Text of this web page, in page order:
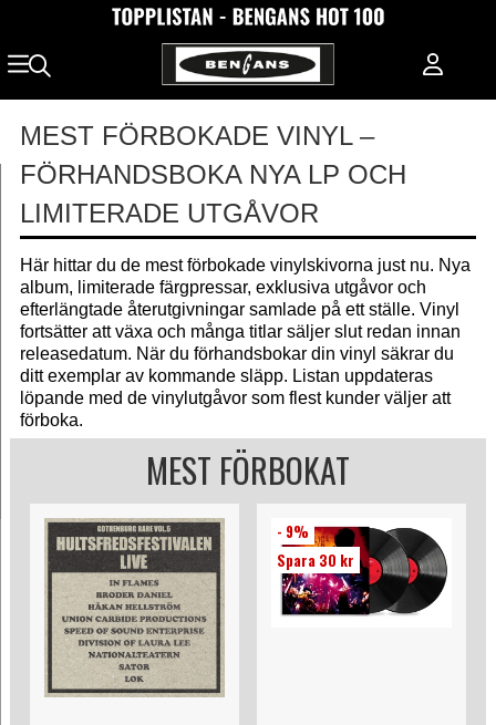
MEST FÖRBOKADE VINYL –
FÖRHANDSBOKA NYA LP OCH
LIMITERADE UTGÅVOR
Här hittar du de mest förbokade vinylskivorna just nu. Nya
album, limiterade färgpressar, exklusiva utgåvor och
efterlängtade återutgivningar samlade på ett ställe. Vinyl
fortsätter att växa och många titlar säljer slut redan innan
releasedatum. När du förhandsbokar din vinyl säkrar du
ditt exemplar av kommande släpp. Listan uppdateras
löpande med de vinylutgåvor som flest kunder väljer att
förboka.
MEST FÖRBOKAT
- 9%
Spara 30 kr